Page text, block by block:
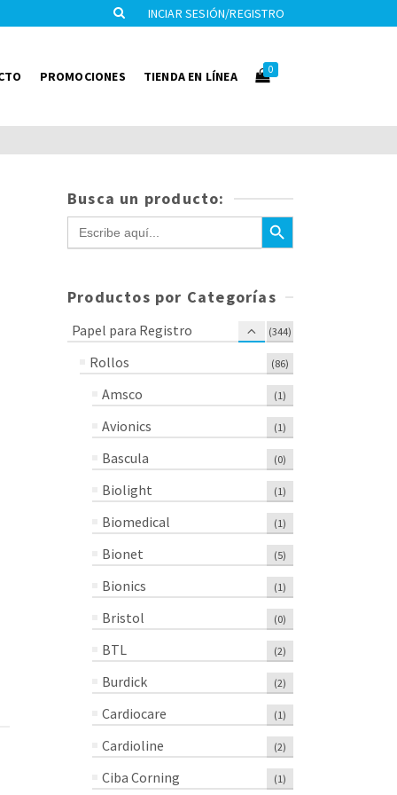
INCIAR SESIÓN/REGISTRO
PROMOCIONES TIENDA EN LÍNEA 0
Busca un producto:
Buscar: Botón de búsqueda
Productos por Categorías
Papel para Registro (344)
Rollos (86)
Amsco (1)
Avionics (1)
Bascula (0)
Biolight (1)
Biomedical (1)
Bionet (5)
Bionics (1)
Bristol (0)
BTL (2)
Burdick (2)
Cardiocare (1)
Cardioline (2)
Ciba Corning (1)